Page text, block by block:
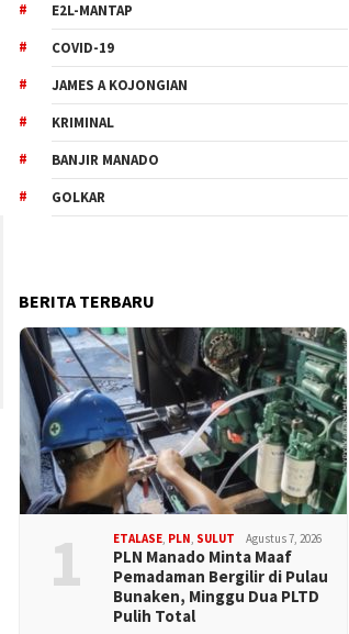
E2L-MANTAP
COVID-19
JAMES A KOJONGIAN
KRIMINAL
BANJIR MANADO
GOLKAR
BERITA TERBARU
1 ETALASE PLN SULUT Agustus 7, 2026
PLN Manado Minta Maaf
Pemadaman Bergilir di Pulau
Bunaken, Minggu Dua PLTD
Pulih Total